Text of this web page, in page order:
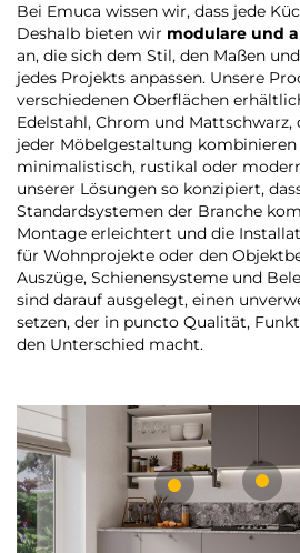
Bei Emuca wissen wir, dass jede
Deshalb bieten wir modulare und
an, die sich dem Stil, den Maßen
jedes Projekts anpassen. Unsere
verschiedenen Oberflächen
Edelstahl, Chrom und
jeder Möbelgestaltung kombinieren
minimalistisch, rustikal oder
unserer Lösungen so konzipiert,
Standardsystemen der Branche
Montage erleichtert und die
für Wohnprojekte oder den
Auszüge, Schienensysteme und
sind darauf ausgelegt, einen
setzen, der in puncto Qualität,
den Unterschied macht.